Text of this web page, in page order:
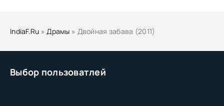
Выбор пользоватлей
IndiaF.Ru » Драмы » Двойная забава (2011)